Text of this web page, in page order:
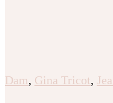
Dam, Gina Tricot,